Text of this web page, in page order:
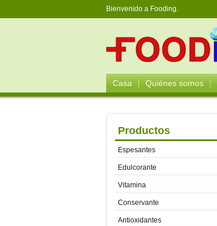
Bienvenido a Fooding.
Casa Quiénes somos
Productos
Espesantes
Edulcorante
Vitamina
Conservante
Antioxidantes